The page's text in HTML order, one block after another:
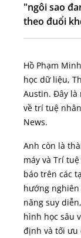
"ngôi sao
theo đuổi
Hồ Phạm
học dữ liệu,
Austin. Đây là
về trí tuệ
News.
Anh còn là
máy và Trí
báo trên các
hướng
năng suy
hình học sâu
định và tối ưu